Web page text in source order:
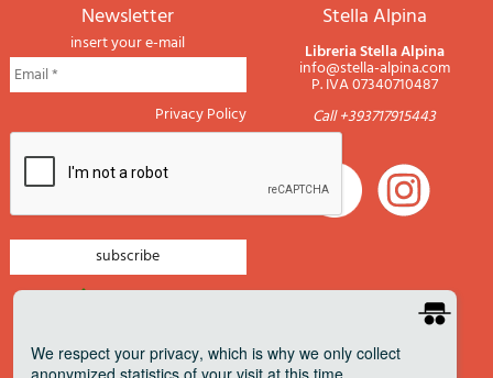
newsletter
insert your e-mail
Privacy Policy
Stella Alpina
Libreria Stella Alpina
info@stella-alpina.com
P. IVA 07340710487
Call +393717915443
We respect your privacy, which is why we only collect
anonymized statistics of your visit at this time.